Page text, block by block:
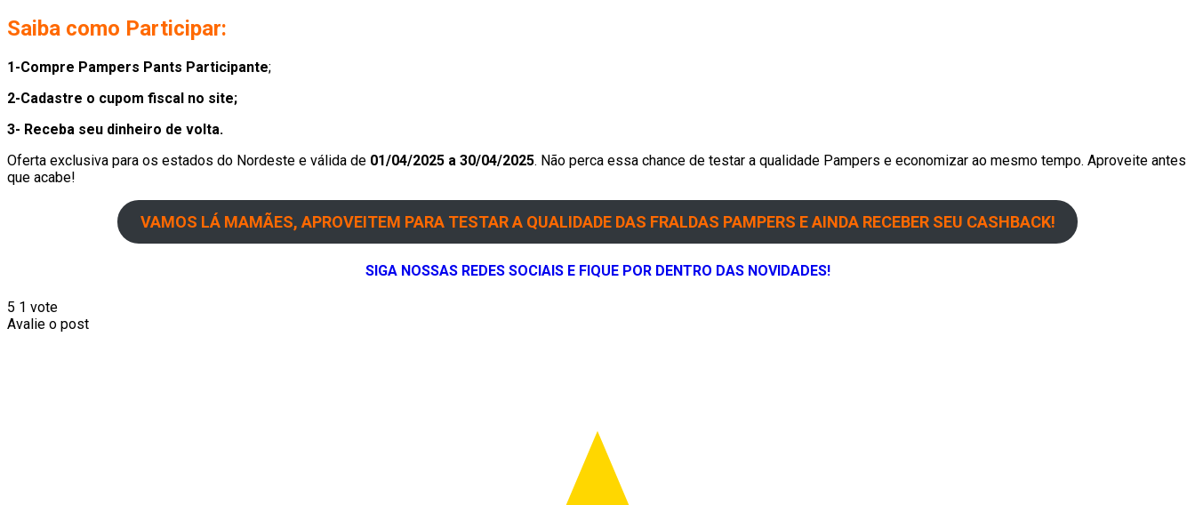
Saiba como Participar:
1-Compre Pampers Pants Participante;
2-Cadastre o cupom fiscal no site;
3- Receba seu dinheiro de volta.
Oferta exclusiva para os estados do Nordeste e válida de 01/04/2025 a 30/04/2025. Não perca essa chance de testar a qualidade Pampers e economizar ao mesmo tempo. Aproveite antes
que acabe!
VAMOS LÁ MAMÃES, APROVEITEM PARA TESTAR A QUALIDADE DAS FRALDAS PAMPERS E AINDA RECEBER SEU CASHBACK!
SIGA NOSSAS REDES SOCIAIS E FIQUE POR DENTRO DAS NOVIDADES!
5 1 vote
Avalie o post